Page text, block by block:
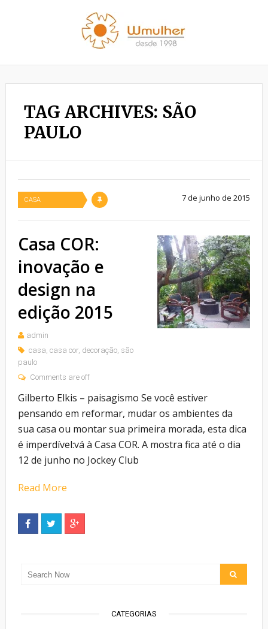
TAG ARCHIVES: SÃO
PAULO
CASA 7 de junho de 2015
Casa COR:
inovação e
design na
edição 2015
admin
casa, casa cor, decoração, são
paulo
Comments are off
Gilberto Elkis – paisagismo Se você estiver
pensando em reformar, mudar os ambientes da
sua casa ou montar sua primeira morada, esta dica
é imperdível:vá à Casa COR. A mostra fica até o dia
12 de junho no Jockey Club
Read More
CATEGORIAS